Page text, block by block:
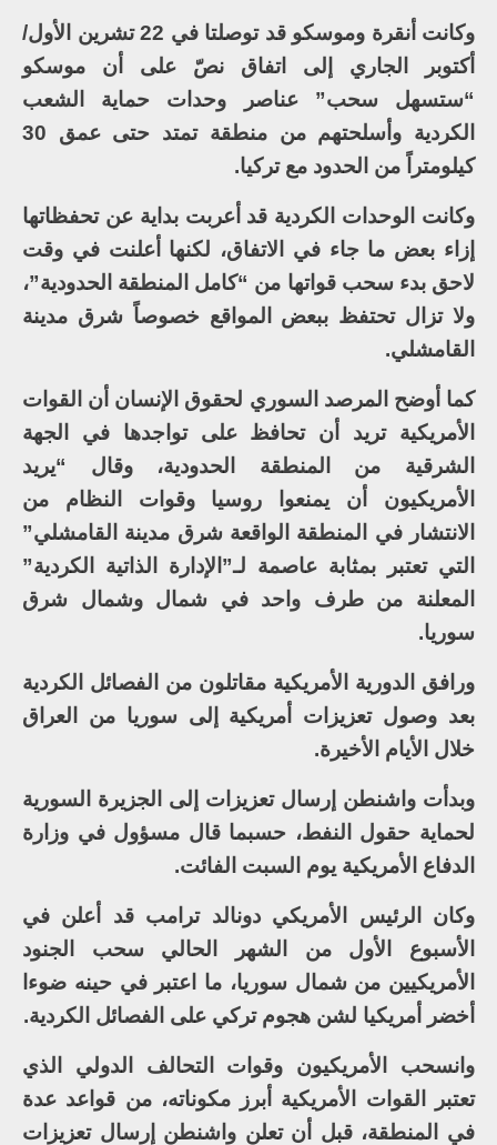
وكانت أنقرة وموسكو قد توصلتا في 22 تشرين الأول/
أكتوبر الجاري إلى اتفاق نصّ على أن موسكو
“ستسهل سحب” عناصر وحدات حماية الشعب
الكردية وأسلحتهم من منطقة تمتد حتى عمق 30
كيلومتراً من الحدود مع تركيا.
وكانت الوحدات الكردية قد أعربت بداية عن تحفظاتها
إزاء بعض ما جاء في الاتفاق، لكنها أعلنت في وقت
لاحق بدء سحب قواتها من “كامل المنطقة الحدودية”،
ولا تزال تحتفظ ببعض المواقع خصوصاً شرق مدينة
القامشلي.
كما أوضح المرصد السوري لحقوق الإنسان أن القوات
الأمريكية تريد أن تحافظ على تواجدها في الجهة
الشرقية من المنطقة الحدودية، وقال “يريد
الأمريكيون أن يمنعوا روسيا وقوات النظام من
الانتشار في المنطقة الواقعة شرق مدينة القامشلي”
التي تعتبر بمثابة عاصمة لـ”الإدارة الذاتية الكردية”
المعلنة من طرف واحد في شمال وشمال شرق
سوريا.
ورافق الدورية الأمريكية مقاتلون من الفصائل الكردية
بعد وصول تعزيزات أمريكية إلى سوريا من العراق
خلال الأيام الأخيرة.
وبدأت واشنطن إرسال تعزيزات إلى الجزيرة السورية
لحماية حقول النفط، حسبما قال مسؤول في وزارة
الدفاع الأمريكية يوم السبت الفائت.
وكان الرئيس الأمريكي دونالد ترامب قد أعلن في
الأسبوع الأول من الشهر الحالي سحب الجنود
الأمريكيين من شمال سوريا، ما اعتبر في حينه ضوءا
أخضر أمريكيا لشن هجوم تركي على الفصائل الكردية.
وانسحب الأمريكيون وقوات التحالف الدولي الذي
تعتبر القوات الأمريكية أبرز مكوناته، من قواعد عدة
في المنطقة، قبل أن تعلن واشنطن إرسال تعزيزات